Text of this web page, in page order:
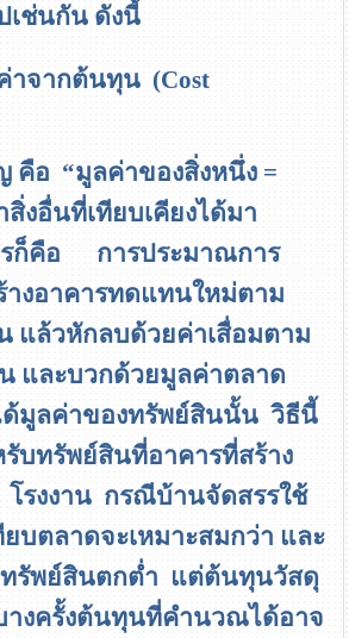
เช่นกัน ดังนี้
าจากต้นทุน (Cost
คือ “มูลค่าของสิ่งหนึ่ง =
งอื่นที่เทียบเคียงได้มา
รก็คือ การประมาณการ
งอาคารทดแทนใหม่ตาม
แล้วหักลบด้วยค่าเสื่อมตาม
และบวกด้วยมูลค่าตลาด
ด้มูลค่าของทรัพย์สินนั้น วิธีนี้
บทรัพย์สินที่อาคารที่สร้าง
รงงาน กรณีบ้านจัดสรรใช้
ยบตลาดจะเหมาะสมกว่า และ
ทรัพย์สินตกต่ำ แต่ต้นทุนวัสดุ
างครั้งต้นทุนที่คำนวณได้อาจ